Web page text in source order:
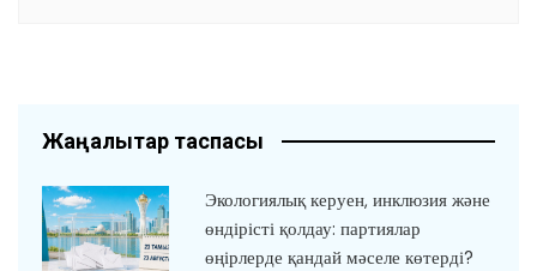
Жаңалықтар таспасы
Экологиялық керуен, инклюзия және
өндірісті қолдау: партиялар
өңірлерде қандай мәселе көтерді?